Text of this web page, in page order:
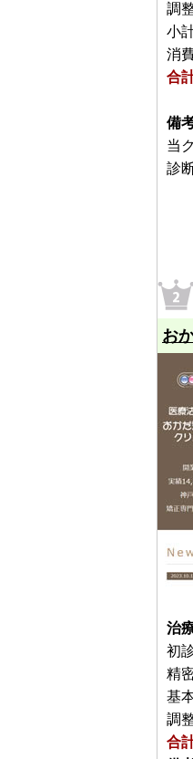
調
小
消
合
備
当
診
お
治
初
精
基
調
合